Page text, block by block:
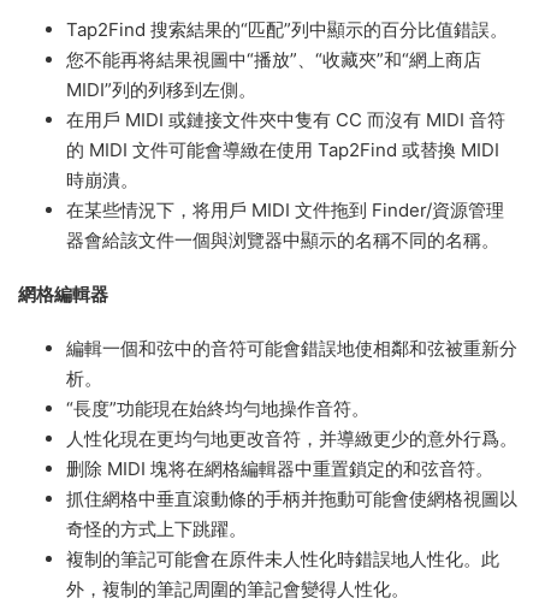
Tap2Find 搜索結果的“匹配”列中顯示的百分比值錯誤。
您不能再将結果視圖中“播放”、“收藏夾”和“網上商店
MIDI”列的列移到左側。
在用戶 MIDI 或鏈接文件夾中隻有 CC 而沒有 MIDI 音符
的 MIDI 文件可能會導緻在使用 Tap2Find 或替換 MIDI
時崩潰。
在某些情況下，将用戶 MIDI 文件拖到 Finder/資源管理
器會給該文件一個與浏覽器中顯示的名稱不同的名稱。
網格編輯器
編輯一個和弦中的音符可能會錯誤地使相鄰和弦被重新分
析。
“長度”功能現在始終均勻地操作音符。
人性化現在更均勻地更改音符，并導緻更少的意外行爲。
删除 MIDI 塊将在網格編輯器中重置鎖定的和弦音符。
抓住網格中垂直滾動條的手柄并拖動可能會使網格視圖以
奇怪的方式上下跳躍。
複制的筆記可能會在原件未人性化時錯誤地人性化。此
外，複制的筆記周圍的筆記會變得人性化。